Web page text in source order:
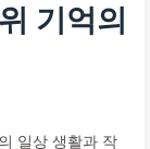
기억의
일상 생활과 작